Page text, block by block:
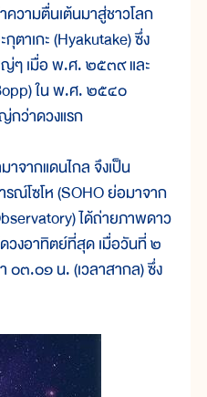
ามตื่นเต้นมาสู่ชาวโลก
กุตาเกะ (Hyakutake) ซึ่ง
ญ่ๆ เมื่อ พ.ศ. ๒๕๓๙ และ
ใน พ.ศ. ๒๕๔๐
กว่าดวงแรก
จากแดนไกล จึงเป็น
ณ์โซโห (SOHO ย่อมาจาก
ได้ถ่ายภาพดาว
ดวงอาทิตย์ที่สุด เมื่อวันที่ ๒
๓.๐๑ น. (เวลาสากล) ซึ่ง